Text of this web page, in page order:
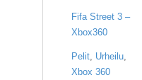
Fifa Street 3 –
Xbox360
Pelit, Urheilu,
Xbox 360